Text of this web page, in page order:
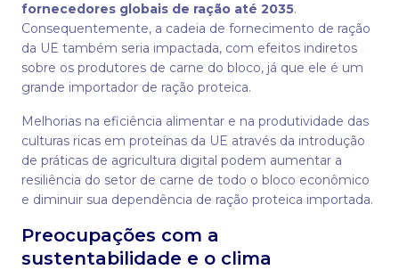
fornecedores globais de ração até 2035.
Consequentemente, a cadeia de fornecimento de ração
da UE também seria impactada, com efeitos indiretos
sobre os produtores de carne do bloco, já que ele é um
grande importador de ração proteica.
Melhorias na eficiência alimentar e na produtividade das
culturas ricas em proteínas da UE através da introdução
de práticas de agricultura digital podem aumentar a
resiliência do setor de carne de todo o bloco econômico
e diminuir sua dependência de ração proteica importada.
Preocupações com a
sustentabilidade e o clima